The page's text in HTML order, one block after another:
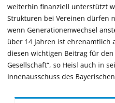
weiterhin finanziell unterstützt
Strukturen bei Vereinen dürfen
wenn Generationenwechsel
über 14 Jahren ist ehrenamtlich
diesen wichtigen Beitrag für
Gesellschaft“, so Heisl auch in
Innenausschuss des